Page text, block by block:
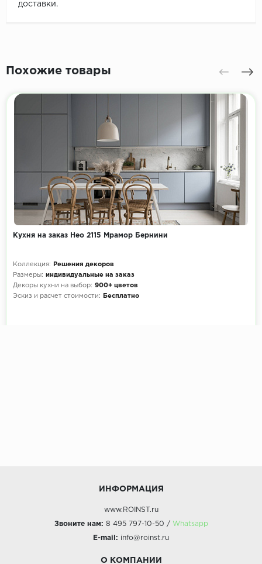
доставки.
Похожие товары
Кухня на заказ Нео 2115 Мрамор Бернини
Коллекция:
Решения декоров
Размеры: индивидуальные на заказ
Декоры кухни на выбор: 900+ цветов
Эскиз и расчет стоимости:
Бесплатно
ИНФОРМАЦИЯ
www.ROINST.ru
Звоните нам: 8 495 797-10-50 / Whatsapp
E-mail: info@roinst.ru
О КОМПАНИИ